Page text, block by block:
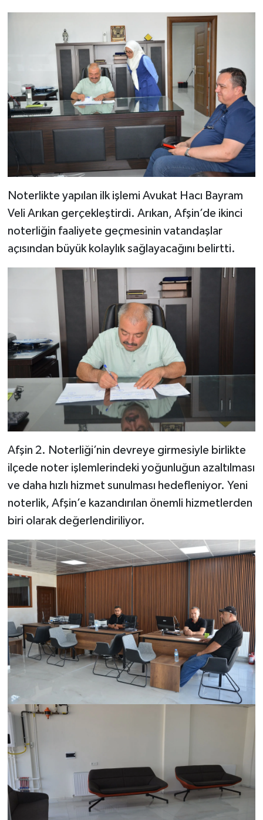
Noterlikte yapılan ilk işlemi Avukat Hacı Bayram
Veli Arıkan gerçekleştirdi. Arıkan, Afşin’de ikinci
noterliğin faaliyete geçmesinin vatandaşlar
açısından büyük kolaylık sağlayacağını belirtti.
Afşin 2. Noterliği’nin devreye girmesiyle birlikte
ilçede noter işlemlerindeki yoğunluğun azaltılması
ve daha hızlı hizmet sunulması hedefleniyor. Yeni
noterlik, Afşin’e kazandırılan önemli hizmetlerden
biri olarak değerlendiriliyor.